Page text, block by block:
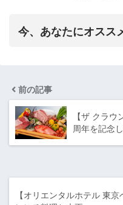
今、あなたにオスス
前の記事
【ザ クラ
周年を記念
【オリエンタルホテル 東